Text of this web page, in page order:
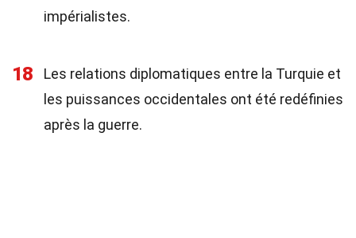
impérialistes.
18
Les relations diplomatiques entre la Turquie et
les puissances occidentales ont été redéfinies
après la guerre.